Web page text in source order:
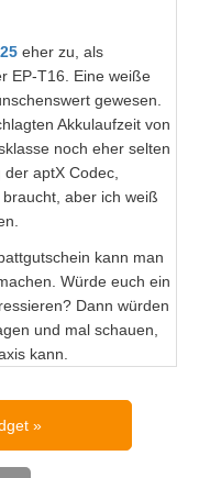
eher zu, als
EP-T16. Eine weiße
gewesen.
Akkulaufzeit von
noch eher selten
aptX Codec,
aber ich weiß
kann man
Würde euch ein
Dann würden
und mal schauen,
kann.